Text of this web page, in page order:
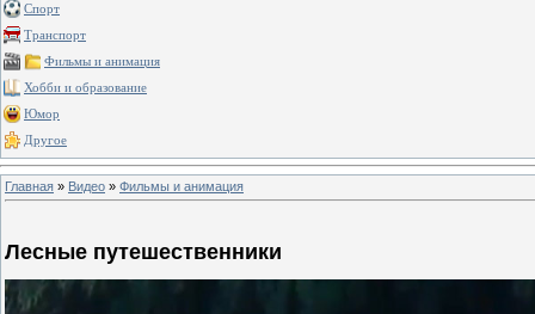
Спорт
Транспорт
Фильмы и анимация
Хобби и образование
Юмор
Другое
Главная » Видео » Фильмы и анимация
Лесные путешественники